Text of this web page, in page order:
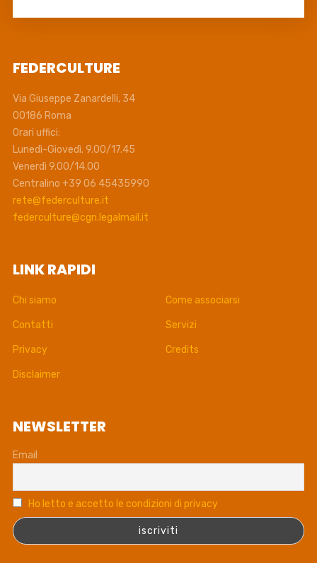
FEDERCULTURE
Via Giuseppe Zanardelli, 34
00186 Roma
Orari uffici:
Lunedì-Giovedì. 9.00/17.45
Venerdì 9.00/14.00
Centralino +39 06 45435990
rete@federculture.it
federculture@cgn.legalmail.it
LINK RAPIDI
Chi siamo Come associarsi
Contatti Servizi
Privacy Credits
Disclaimer
NEWSLETTER
Email
Ho letto e accetto le condizioni di privacy